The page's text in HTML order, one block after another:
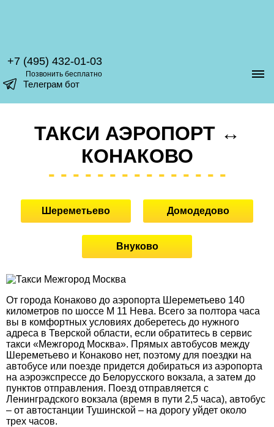
+7 (495) 432-01-03
Позвонить бесплатно
Телеграм бот
ТАКСИ АЭРОПОРТ ↔
КОНАКОВО
Шереметьево Домодедово
Внуково
От города Конаково до аэропорта Шереметьево 140
километров по шоссе М 11 Нева. Всего за полтора часа
вы в комфортных условиях доберетесь до нужного
адреса в Тверской области, если обратитесь в сервис
такси «Межгород Москва». Прямых автобусов между
Шереметьево и Конаково нет, поэтому для поездки на
автобусе или поезде придется добираться из аэропорта
на аэроэкспрессе до Белорусского вокзала, а затем до
пунктов отправления. Поезд отправляется с
Ленинградского вокзала (время в пути 2,5 часа), автобус
– от автостанции Тушинской – на дорогу уйдет около
трех часов.